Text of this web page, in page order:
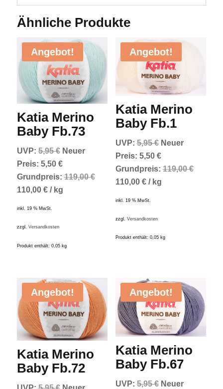
Ähnliche Produkte
Angebot!
Katia Merino
Baby Fb.73
UVP: 5,95€ Ursprünglicher
Preis
war:
5,95 €
Neuer
Preis: 5,50 €Aktueller
Preis
ist:
Grundpreis:119,00€
110,00 €/ kg
inkl. 19 % MwSt.
zzgl. Versandkosten
Produkt enthält: 0,05 kg
Angebot!
Katia Merino
Baby Fb.1
UVP: 5,95€ Ursprünglicher
Preis
war:
5,95 €
Neuer
Preis: 5,50 €Aktueller
Preis
ist:
Grundpreis:119,00€
110,00 €/ kg
inkl. 19 % MwSt.
zzgl. Versandkosten
Produkt enthält: 0,05 kg
Angebot!
Katia Merino
Baby Fb.72
Angebot!
Katia Merino
Baby Fb.67
UVP: 5,95€ Ursprünglicher
Neuer